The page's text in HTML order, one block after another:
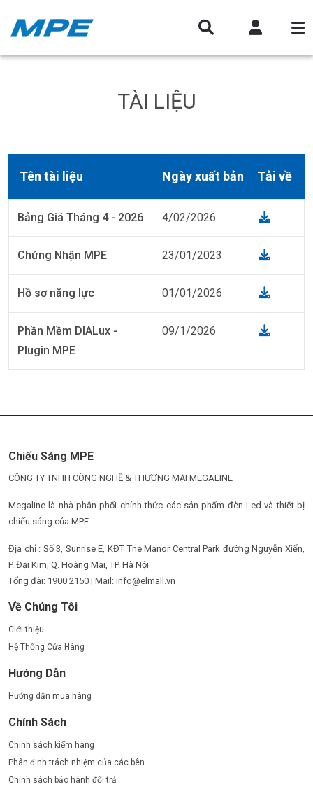
TÀI LIỆU
Tên tài liệu Ngày xuất bản Tải về
Bảng Giá Tháng 4 - 2026 4/02/2026
Chứng Nhận MPE 23/01/2023
Hồ sơ năng lực 01/01/2026
Phần Mềm DIALux -
Plugin MPE
09/1/2026
Chiếu Sáng MPE
CÔNG TY TNHH CÔNG NGHỆ & THƯƠNG MẠI MEGALINE
Megaline là nhà phân phối chính thức các sản phẩm đèn Led và thiết bị
chiếu sáng của MPE ....
Địa chỉ : Số 3, Sunrise E, KĐT The Manor Central Park đường Nguyễn Xiển,
P. Đại Kim, Q. Hoàng Mai, TP. Hà Nội
Tổng đài: 1900 2150 | Mail: info@elmall.vn
Về Chúng Tôi
Giới thiệu
Hệ Thống Cửa Hàng
Hướng Dẫn
Hướng dẫn mua hàng
Chính Sách
Chính sách kiểm hàng
Phân định trách nhiệm của các bên
Chính sách bảo hành đổi trả